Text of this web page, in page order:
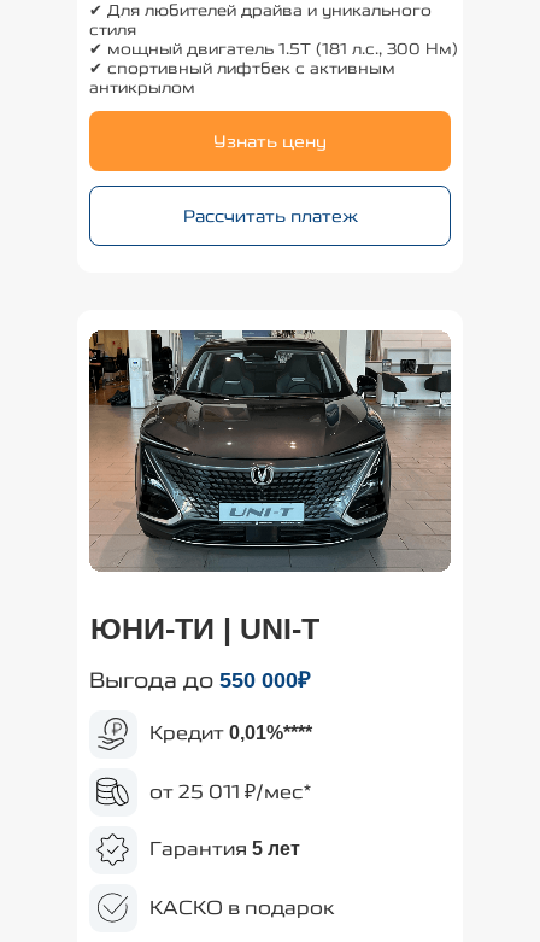
Рассчитать платеж
Узнать цену
✔ Для любителей драйва и уникального
стиля
✔ мощный двигатель 1.5T (181 л.с., 300 Нм)
✔ спортивный лифтбек с активным
антикрылом
Кредит 0,01%****
от 25 011 ₽/мес*
Гарантия 5 лет
КАСКО в подарок
ЮНИ-ТИ | UNI-T
Выгода до 550 000₽